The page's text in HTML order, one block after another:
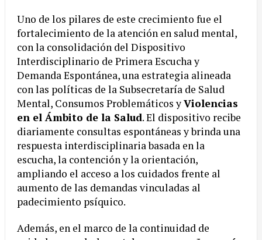
Uno de los pilares de este crecimiento fue el
fortalecimiento de la atención en salud mental,
con la consolidación del Dispositivo
Interdisciplinario de Primera Escucha y
Demanda Espontánea, una estrategia alineada
con las políticas de la Subsecretaría de Salud
Mental, Consumos Problemáticos yViolencias
en el Ámbito de la Salud. El dispositivo recibe
diariamente consultas espontáneas y brinda una
respuesta interdisciplinaria basada en la
escucha, la contención y la orientación,
ampliando el acceso a los cuidados frente al
aumento de las demandas vinculadas al
padecimiento psíquico.
Además, en el marco de la continuidad de